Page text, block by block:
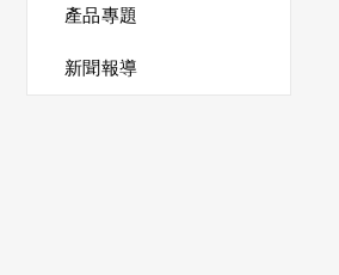
產品專題
新聞報導